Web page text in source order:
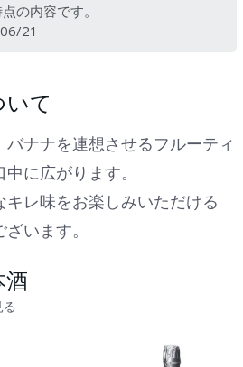
の内容です。
21
いて
ナナを連想させるフルーティ
に広がります。
レ味をお楽しみいただける
います。
酒